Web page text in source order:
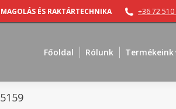
ÉS RAKTÁRTECHNIKA +36 72
Főoldal Rólunk Termékeink